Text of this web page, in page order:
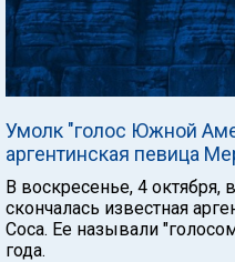
Умолк "голос Южной
аргентинская певица
В воскресенье, 4
скончалась известная
Соса. Ее называли
года.